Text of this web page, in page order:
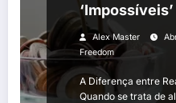
Alex Master
Freedom
A Diferença entre
Quando se trata de